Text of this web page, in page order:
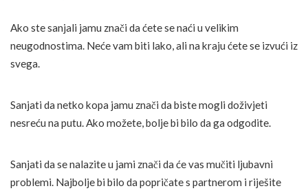
Ako ste sanjali jamu znači da ćete se naći u velikim
neugodnostima. Neće vam biti lako, ali na kraju ćete se izvući iz
svega.
Sanjati da netko kopa jamu znači da biste mogli doživjeti
nesreću na putu. Ako možete, bolje bi bilo da ga odgodite.
Sanjati da se nalazite u jami znači da će vas mučiti ljubavni
problemi. Najbolje bi bilo da popričate s partnerom i riješite